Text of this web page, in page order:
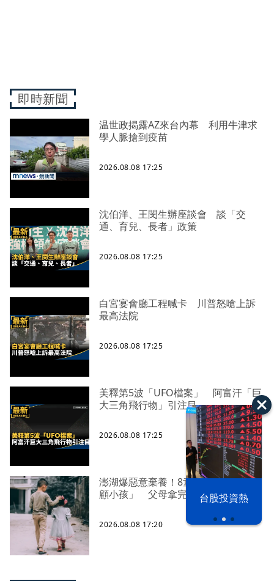
漢光42演習 台股投資熱
即時新聞
温世政揭露AZ來台內幕 利用牛津求
學人脈搶到疫苗
2026.08.08 17:25
沈伯洋、王閔生辦座談會 談「交
通、育兒、長者」政策
2026.08.08 17:25
白宮宴會廳工程喊卡 川普怒嗆上訴
最高法院
2026.08.08 17:25
美釋第5波「UFO檔案」 阿富汗「巨
大三角飛行物」引注目
2026.08.08 17:25
澎湖爆惡意棄養！8童擠4坪房「小孩
顧小孩」 父母拿完補助落跑
2026.08.08 17:20